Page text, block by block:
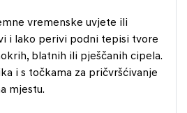
vremenske uvjete ili
i lako perivi podni tepisi tvore
blatnih ili pješčanih cipela.
i s točkama za pričvršćivanje
mjestu.